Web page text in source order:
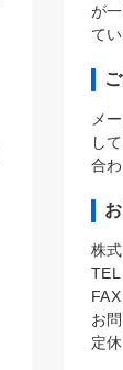
が
て
メ
し
合
株
お
定